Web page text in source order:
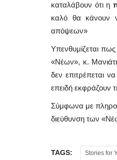
καταλάβουν ότι η
καλό θα κάνουν
απόψεων»
Υπενθυμίζεται
«Νέων», κ.
δεν επιτρέπεται
επειδή εκφράζουν
Σύμφωνα με
διεύθυνση των
TAGS: Stories for